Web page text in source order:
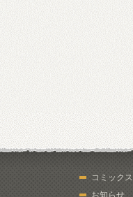
コミックス
お知らせ